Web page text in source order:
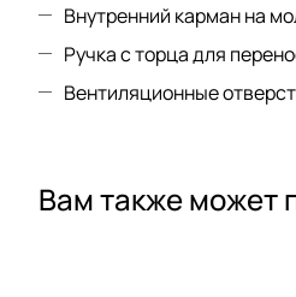
Внутренний карман на
Ручка с торца для
Вентиляционные
Вам также может